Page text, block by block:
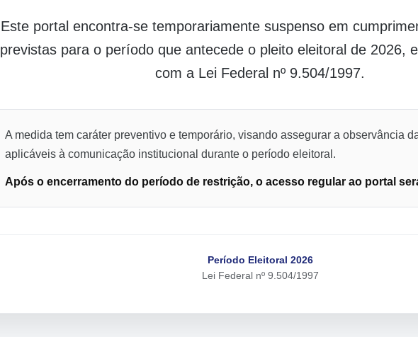
Este portal encontra-se temporariamente suspenso em
previstas para o período que antecede o pleito eleitoral de 2026,
com a Lei Federal nº 9.504/1997.
A medida tem caráter preventivo e temporário, visando assegurar a observância
aplicáveis à comunicação institucional durante o período eleitoral.
Após o encerramento do período de restrição, o acesso regular ao portal
Período Eleitoral 2026
Lei Federal nº 9.504/1997